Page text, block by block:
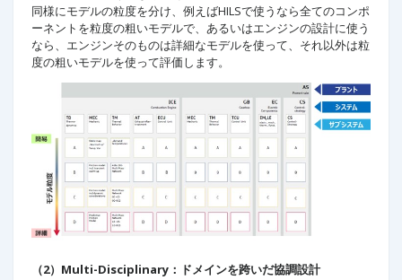
同様にモデルの粒度を分け、例えばHILSで使うなら全てのコンポ
ーネントを粒度の粗いモデルで、あるいはエンジンの設計に使う
なら、エンジンそのものは詳細なモデルを使って、それ以外は粒
度の粗いモデルを使って評価します。
（2）Multi-Disciplinary：ドメインを跨いだ協調設計